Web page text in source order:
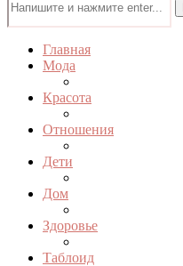
Главная
Мода
Красота
Отношения
Дети
Дом
Здоровье
Таблоид